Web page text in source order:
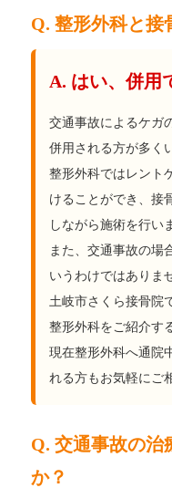
Q. 整形外科と接
A. はい、併用
交通事故によるケガ
併用される方が多く
整形外科ではレント
けることができ、接
しながら施術を行い
また、交通事故の場
いうわけではありま
土岐市さくら接骨院
整形外科をご紹介す
現在整形外科へ通院
れる方もお気軽にご
Q. 交通事故の治
か？